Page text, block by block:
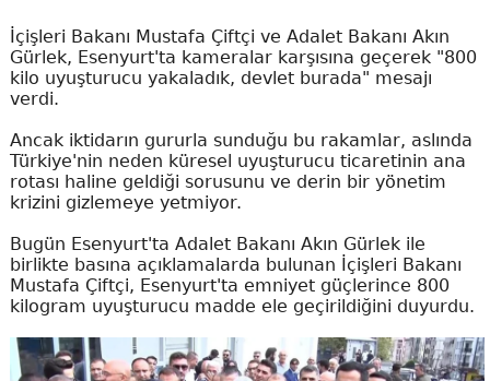
İçişleri Bakanı Mustafa Çiftçi ve Adalet Bakanı Akın
Gürlek, Esenyurt'ta kameralar karşısına geçerek "800
kilo uyuşturucu yakaladık, devlet burada" mesajı
verdi.
Ancak iktidarın gururla sunduğu bu rakamlar, aslında
Türkiye'nin neden küresel uyuşturucu ticaretinin ana
rotası haline geldiği sorusunu ve derin bir yönetim
krizini gizlemeye yetmiyor.
Bugün Esenyurt'ta Adalet Bakanı Akın Gürlek ile
birlikte basına açıklamalarda bulunan İçişleri Bakanı
Mustafa Çiftçi, Esenyurt'ta emniyet güçlerince 800
kilogram uyuşturucu madde ele geçirildiğini duyurdu.